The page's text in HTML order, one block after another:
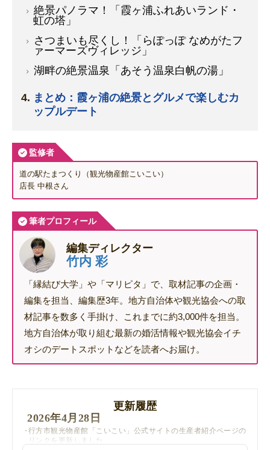
絶景パノラマ！「霞ヶ浦ふれあいランド・
虹の塔」
さつまいも尽くし！「らぽっぽ なめがたフ
ァーマーズヴィレッジ」
湖畔の絶景温泉「あそう温泉白帆の湯」
まとめ：霞ヶ浦の絶景とグルメで楽しむカ
ップルデート
監修者
道の駅たまつくり（観光物産館こいこい）
店長 中根さん
筆者プロフィール
編集ディレクター
竹内 彩
「縁結び大学」や「マリピタ」で、取材記事の企画・
編集を担当、編集歴3年。地方自治体や観光協会への取
材記事を数多く手掛け、これまでに約3,000件を担当。
地方自治体が取り組む最新の婚活情報や観光協会イチ
オシのデートスポットなどを読者へお届け。
更新履歴
2026年4月28日
行方市観光物産館「こいこい」公式サイトの生産者紹介ページの
リンクを更新しました